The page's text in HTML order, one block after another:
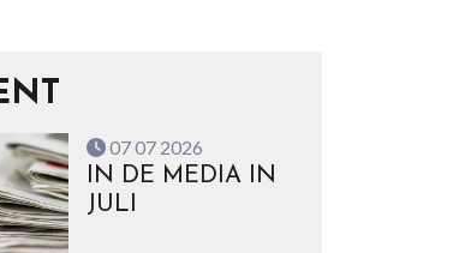
07 07 2026
IN DE MEDIA IN
JULI